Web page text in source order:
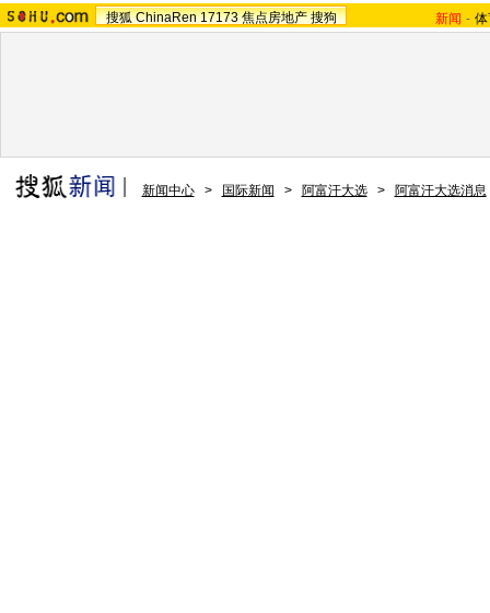
搜狐 ChinaRen 17173 焦点房地产 搜狗 新闻 -
新闻中心 > 国际新闻 > 阿富汗大选 > 阿富汗大选消息